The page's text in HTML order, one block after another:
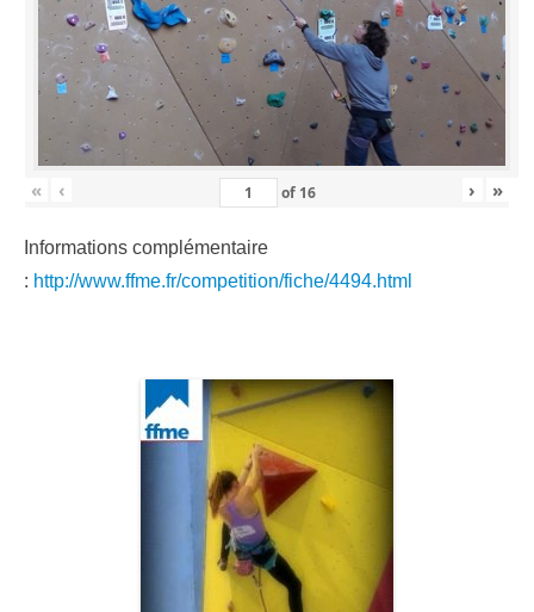
« ‹ of 16 › »
Informations complémentaire
: http://www.ffme.fr/competition/fiche/4494.html